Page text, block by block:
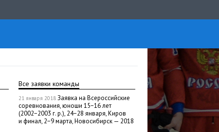
Все заявки команды
21 января 2018 Заявка на Всероссийские
соревнования, юноши 15−16 лет
(2002−2003 г. р.), 24−28 января, Киров
и финал, 2−9 марта, Новосибирск — 2018